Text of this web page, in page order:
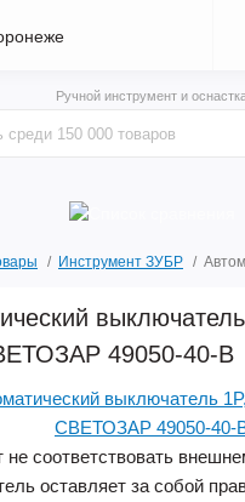
Ручной инструмент и
Инструмент ЗУБР
49050-40-B
соответствовать
оставляет за собой